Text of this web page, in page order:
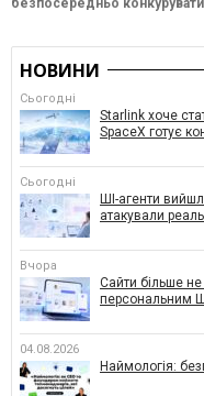
безпосередньо
НОВИНИ
Сьогодні
Starlink хоче
SpaceX готує
Сьогодні
ШІ-агенти
атакували
Вчора
Сайти більше не
персональним
04.08.2026
Наймологія: